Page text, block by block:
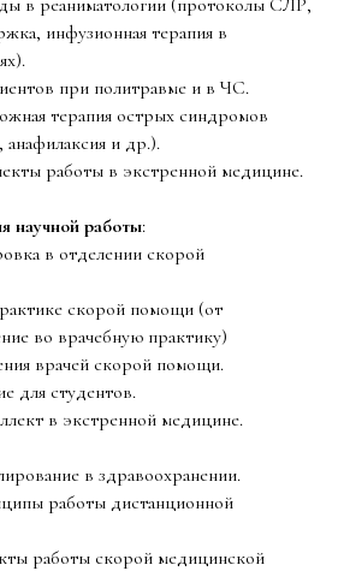
инфузионная терапия в
при политравме и в ЧС.
терапия острых синдромов
и др.).
работы в экстренной медицине.
научной работы:
в отделении скорой
скорой помощи (от
во врачебную практику)
врачей скорой помощи.
для студентов.
в экстренной медицине.
в здравоохранении.
работы дистанционной
работы скорой медицинской